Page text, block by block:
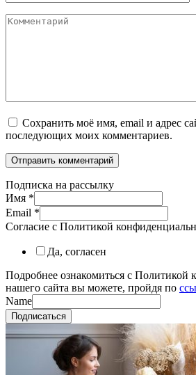
Комментарий
Сохранить моё имя, email и адрес
последующих моих комментариев.
Подписка на рассылку
Имя *
Email *
Согласие с Политикой
Да, согласен
Подробнее ознакомиться с Политикой
нашего сайта вы можете, пройдя по
Name
Подписаться